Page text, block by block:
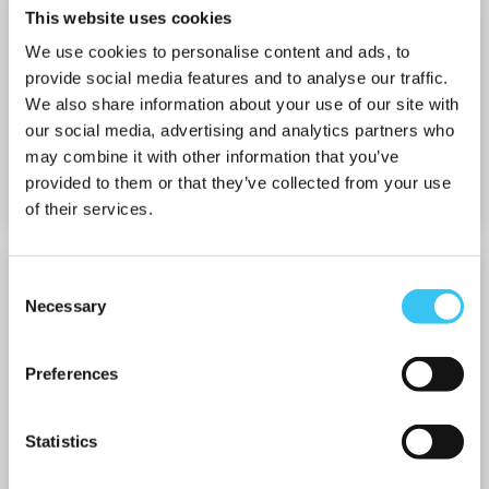
This website uses cookies
We use cookies to personalise content and ads, to
provide social media features and to analyse our traffic.
We also share information about your use of our site with
our social media, advertising and analytics partners who
may combine it with other information that you’ve
provided to them or that they’ve collected from your use
of their services.
Selection
Necessary
Preferences
Statistics
LOOPBAANONDERZOEK
Het loopbaanonderzoek is een grondige inventarisatie
van de capaciteiten,...